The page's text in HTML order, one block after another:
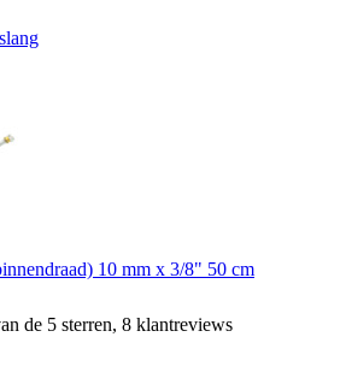
10 mm x 3/8" 50 cm
de 5 sterren, 8 klantreviews